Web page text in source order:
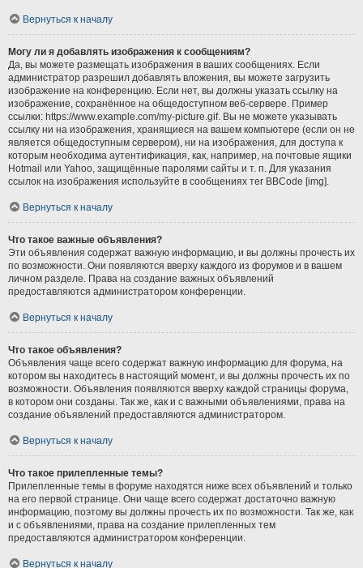
Вернуться к началу
Могу ли я добавлять изображения к сообщениям?
Да, вы можете размещать изображения в ваших сообщениях. Если
администратор разрешил добавлять вложения, вы можете загрузить
изображение на конференцию. Если нет, вы должны указать ссылку на
изображение, сохранённое на общедоступном веб-сервере. Пример
ссылки: https://www.example.com/my-picture.gif. Вы не можете указывать
ссылку ни на изображения, хранящиеся на вашем компьютере (если он не
является общедоступным сервером), ни на изображения, для доступа к
которым необходима аутентификация, как, например, на почтовые ящики
Hotmail или Yahoo, защищённые паролями сайты и т. п. Для указания
ссылок на изображения используйте в сообщениях тег BBCode [img].
Вернуться к началу
Что такое важные объявления?
Эти объявления содержат важную информацию, и вы должны прочесть их
по возможности. Они появляются вверху каждого из форумов и в вашем
личном разделе. Права на создание важных объявлений
предоставляются администратором конференции.
Вернуться к началу
Что такое объявления?
Объявления чаще всего содержат важную информацию для форума, на
котором вы находитесь в настоящий момент, и вы должны прочесть их по
возможности. Объявления появляются вверху каждой страницы форума,
в котором они созданы. Так же, как и с важными объявлениями, права на
создание объявлений предоставляются администратором.
Вернуться к началу
Что такое прилепленные темы?
Прилепленные темы в форуме находятся ниже всех объявлений и только
на его первой странице. Они чаще всего содержат достаточно важную
информацию, поэтому вы должны прочесть их по возможности. Так же, как
и с объявлениями, права на создание прилепленных тем
предоставляются администратором конференции.
Вернуться к началу